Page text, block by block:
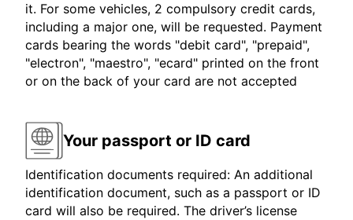
it. For some vehicles, 2 compulsory credit cards,
including a major one, will be requested. Payment
cards bearing the words "debit card", "prepaid",
"electron", "maestro", "ecard" printed on the front
or on the back of your card are not accepted
Your passport or ID card
Identification documents required: An additional
identification document, such as a passport or ID
card will also be required. The driver’s license